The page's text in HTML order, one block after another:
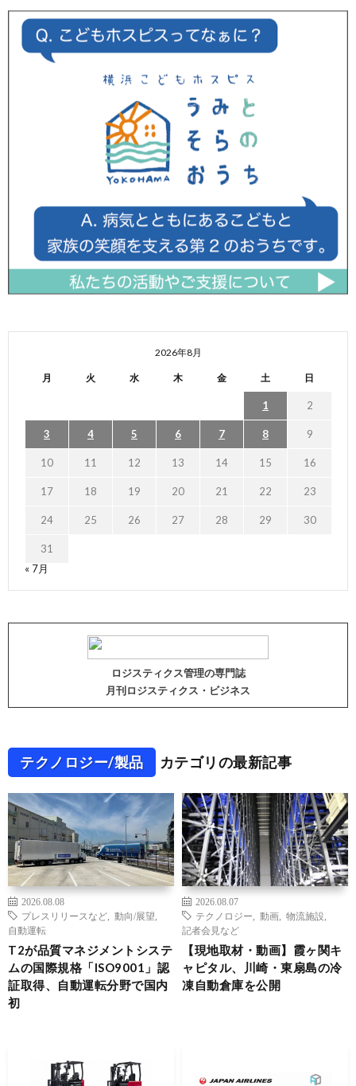
2026年8月
月 火 水 木 金 土 日
1 2
3 4 5 6 7 8 9
10 11 12 13 14 15 16
17 18 19 20 21 22 23
24 25 26 27 28 29 30
31
« 7月
ロジスティクス管理の専門誌
月刊ロジスティクス・ビジネス
テクノロジー/製品 カテゴリの最新記事
2026.08.08
プレスリリースなど
動向/展望
自動運転
T2が品質マネジメントシステ
ムの国際規格「ISO9001」認
証取得、自動運転分野で国内
初
2026.08.07
テクノロジー
動画 物流施設
記者会見など
【現地取材・動画】霞ヶ関キ
ャピタル、川崎・東扇島の冷
凍自動倉庫を公開